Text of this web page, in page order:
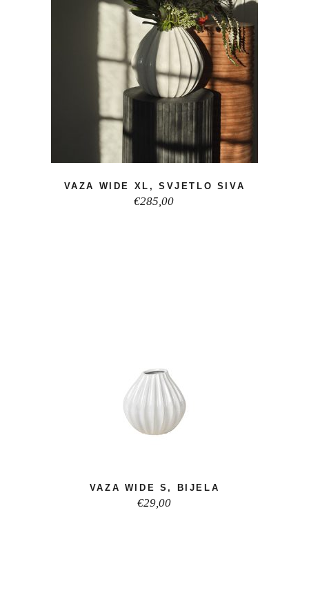
VAZA WIDE XL, SVJETLO SIVA
€285,00
VAZA WIDE S, BIJELA
€29,00